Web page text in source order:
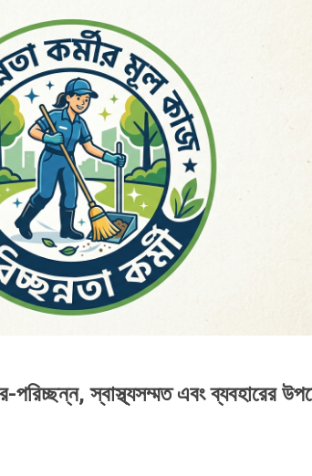
পরিচ্ছন্ন, স্বাস্থ্যসম্মত এবং ব্যবহারের